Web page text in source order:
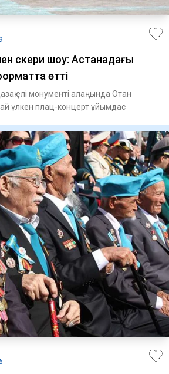
әскери шоу: Астанадағы
өтті
елі монументі алаңында Отан
үлкен плац-концерт ұйымдас